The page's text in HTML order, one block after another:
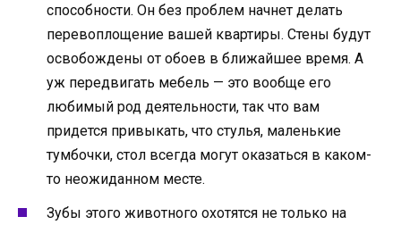
способности. Он без проблем начнет делать
перевоплощение вашей квартиры. Стены будут
освобождены от обоев в ближайшее время. А
уж передвигать мебель — это вообще его
любимый род деятельности, так что вам
придется привыкать, что стулья, маленькие
тумбочки, стол всегда могут оказаться в каком-
то неожиданном месте.
Зубы этого животного охотятся не только на